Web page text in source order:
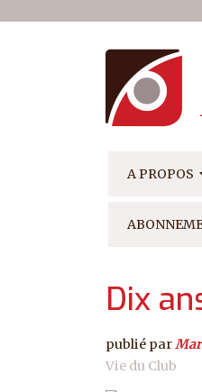
Menu
A PROPOS
Dix
publié par
Vie du Club